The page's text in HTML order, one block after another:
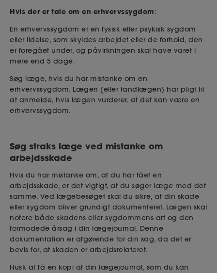
Hvis der er tale om en erhvervssygdom:
En erhvervssygdom er en fysisk eller psykisk sygdom
eller lidelse, som skyldes arbejdet eller de forhold, den
er foregået under, og påvirkningen skal have varet i
mere end 5 dage.
Søg læge, hvis du har mistanke om en
erhvervssygdom. Lægen (eller tandlægen) har pligt til
at anmelde, hvis lægen vurderer, at det kan være en
erhvervssygdom.
Søg straks læge ved mistanke om
arbejdsskade
Hvis du har mistanke om, at du har fået en
arbejdsskade, er det vigtigt, at du søger læge med det
samme. Ved lægebesøget skal du sikre, at din skade
eller sygdom bliver grundigt dokumenteret. Lægen skal
notere både skadens eller sygdommens art og den
formodede årsag i din lægejournal. Denne
dokumentation er afgørende for din sag, da det er
bevis for, at skaden er arbejdsrelateret.
Husk at få en kopi af din lægejournal, som du kan